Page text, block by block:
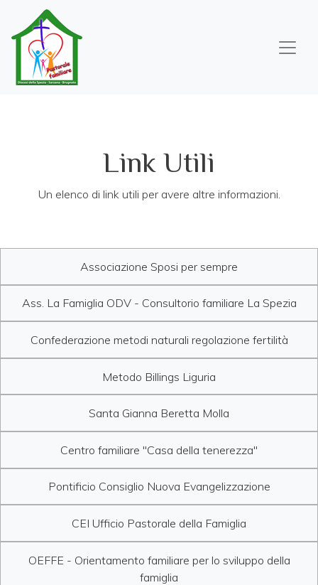
Link Utili
Un elenco di link utili per avere altre informazioni.
Associazione Sposi per sempre
Ass. La Famiglia ODV - Consultorio familiare La Spezia
Confederazione metodi naturali regolazione fertilità
Metodo Billings Liguria
Santa Gianna Beretta Molla
Centro familiare "Casa della tenerezza"
Pontificio Consiglio Nuova Evangelizzazione
CEI Ufficio Pastorale della Famiglia
OEFFE - Orientamento familiare per lo sviluppo della
famiglia